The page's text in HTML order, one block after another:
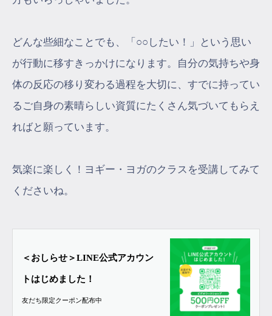
どんな些細なことでも、「○○したい！」という思い
が行動に移すきっかけになります。自分の気持ちや身
体の反応の移り変わる過程を大切に、すでに持ってい
るご自身の素晴らしい資質にたくさん気づいてもらえ
ればと願っています。
気楽に楽しく！ヨギー・ヨガのクラスを受講してみて
くださいね。
＜おしらせ＞LINE公式アカウン
トはじめました！
友だち限定クーポン配布中